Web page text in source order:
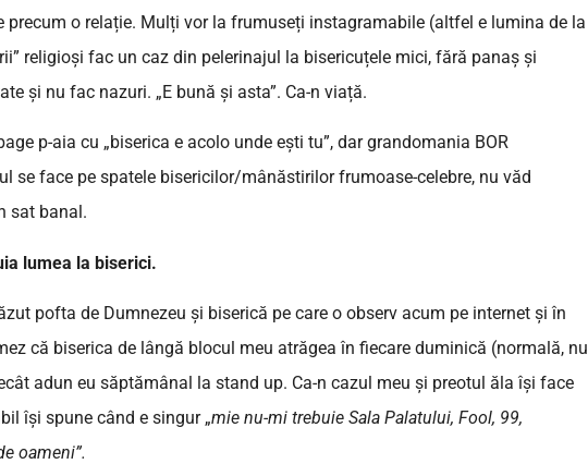
o relație. Mulți vor la frumuseți instagramabile (altfel e lumina de la
religioși fac un caz din pelerinajul la bisericuțele mici, fără panaș și
și nu fac nazuri. „E bună și asta”. Ca-n viață.
p-aia cu „biserica e acolo unde ești tu”, dar grandomania BOR
se face pe spatele bisericilor/mânăstirilor frumoase-celebre, nu văd
sat banal.
lumea la biserici.
pofta de Dumnezeu și biserică pe care o observ acum pe internet și în
că biserica de lângă blocul meu atrăgea în fiecare duminică (normală, nu
adun eu săptămânal la stand up. Ca-n cazul meu și preotul ăla își face
își spune când e singur „mie nu-mi trebuie Sala Palatului, Fool, 99,
oameni”.